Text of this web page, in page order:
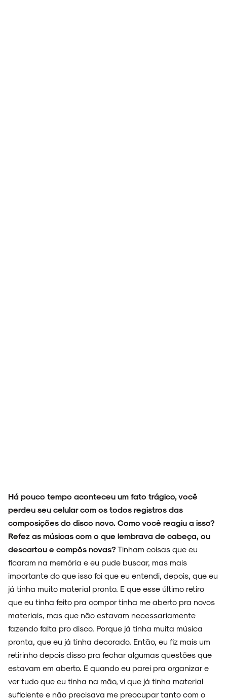
Há pouco tempo aconteceu um fato trágico, você
perdeu seu celular com os todos registros das
composições do disco novo. Como você reagiu a isso?
Refez as músicas com o que lembrava de cabeça, ou
descartou e compôs novas? Tinham coisas que eu
ficaram na memória e eu pude buscar, mas mais
importante do que isso foi que eu entendi, depois, que eu
já tinha muito material pronto. E que esse último retiro
que eu tinha feito pra compor tinha me aberto pra novos
materiais, mas que não estavam necessariamente
fazendo falta pro disco. Porque já tinha muita música
pronta, que eu já tinha decorado. Então, eu fiz mais um
retirinho depois disso pra fechar algumas questões que
estavam em aberto. E quando eu parei pra organizar e
ver tudo que eu tinha na mão, vi que já tinha material
suficiente e não precisava me preocupar tanto com o